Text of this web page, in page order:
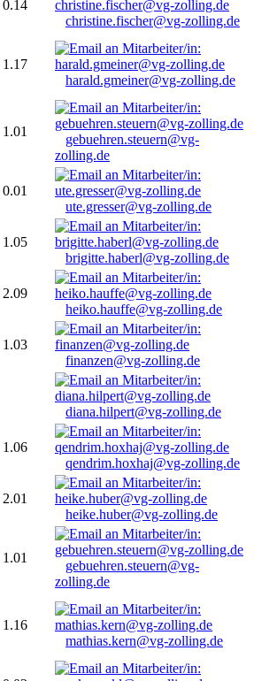
0.14
christine.fischer@vg-zolling.de
1.17
harald.gmeiner@vg-zolling.de
1.01
gebuehren.steuern@vg-
zolling.de
0.01
ute.gresser@vg-zolling.de
1.05
brigitte.haberl@vg-zolling.de
2.09
heiko.hauffe@vg-zolling.de
1.03
finanzen@vg-zolling.de
diana.hilpert@vg-zolling.de
1.06
qendrim.hoxhaj@vg-zolling.de
2.01
heike.huber@vg-zolling.de
1.01
gebuehren.steuern@vg-
zolling.de
1.16
mathias.kern@vg-zolling.de